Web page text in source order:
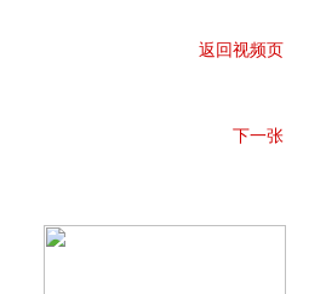
返回视频页
下一张